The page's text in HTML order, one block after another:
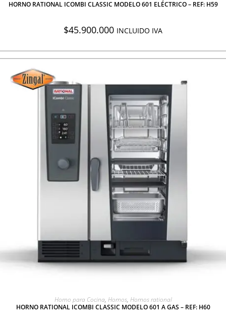
HORNO RATIONAL ICOMBI CLASSIC MODELO 601 ELÉCTRICO – REF: H59
$45.900.000 INCLUIDO IVA
AGREGAR A COTIZACIÓN
Horno para Cocina, Hornos, Hornos rational
HORNO RATIONAL ICOMBI CLASSIC MODELO 601 A GAS – REF: H60